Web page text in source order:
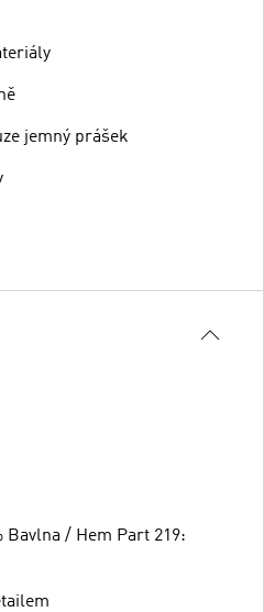
jemný prášek
Bavlna / Hem Part 219: